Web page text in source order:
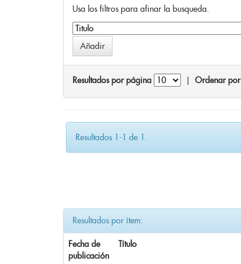
Usa los filtros para afinar la busqueda.
Resultados por página Ordenar por
Resultados 1-1 de 1.
Resultados por ítem:
Fecha de
publicación
Título